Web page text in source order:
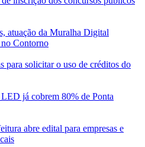
atuação da Muralha Digital
Contorno
para solicitar o uso de créditos do
já cobrem 80% de Ponta
abre edital para empresas e